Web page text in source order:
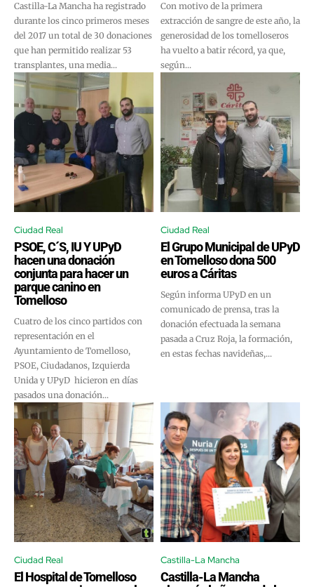
Castilla-La Mancha ha registrado
durante los cinco primeros meses
del 2017 un total de 30 donaciones
que han permitido realizar 53
transplantes, una media...
Con motivo de la primera
extracción de sangre de este año, la
generosidad de los tomelloseros
ha vuelto a batir récord, ya que,
según...
Ciudad Real
PSOE, C´S, IU Y UPyD
hacen una donación
conjunta para hacer un
parque canino en
Tomelloso
Cuatro de los cinco partidos con
representación en el
Ayuntamiento de Tomelloso,
PSOE, Ciudadanos, Izquierda
Unida y UPyD hicieron en días
pasados una donación...
Ciudad Real
El Grupo Municipal de UPyD
en Tomelloso dona 500
euros a Cáritas
Según informa UPyD en un
comunicado de prensa, tras la
donación efectuada la semana
pasada a Cruz Roja, la formación,
en estas fechas navideñas,...
Ciudad Real
El Hospital de Tomelloso
Castilla-La Mancha
Castilla-La Mancha